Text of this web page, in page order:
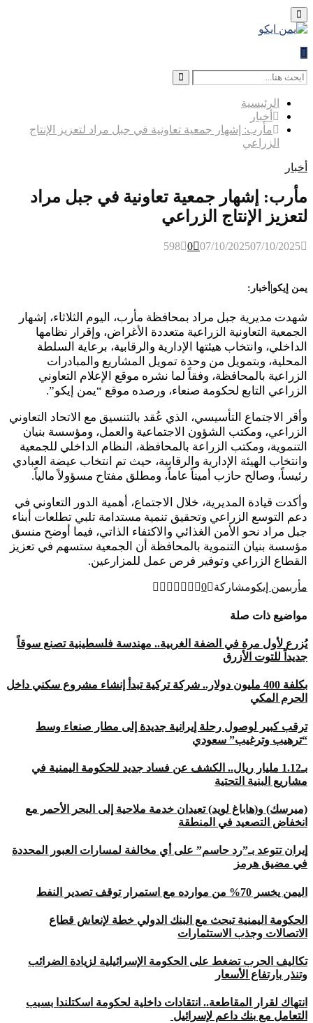
Primary
Menu
Search
for:
Search
الرئيسية
أخبار
مأرب: إشهار جمعية تعاونية في جبل مراد لتعزيز الإنتاج
الزراعي
أخبار
مأرب: إشهار جمعية تعاونية في جبل مراد
لتعزيز الإنتاج الزراعي
07/10/202507/10/2025
0
598
يمن إيكو|أخبار:
شهدت مديرية جبل مراد بمحافظة مأرب، اليوم الثلاثاء، إشهار
الجمعية التعاونية الزراعية متعددة الأغراض، وإقرار نظامها
الداخلي، وانتخاب هيئتها الإدارية والرقابية، برعاية السلطة
المحلية، وبتمويل من وحدة تمويل المشاريع والمبادرات
الزراعية بالمحافظة، وفقاً لما نشره موقع الإعلام التعاوني
الزراعي التابع لحكومة صنعاء، ورصده موقع “يمن إيكو”.
وأقر الاجتماع التأسيسي، الذي عُقد بالتنسيق مع الاتحاد التعاوني
الزراعي، ومكتب الشؤون الاجتماعية والعمل، ومؤسسة بنيان
التنموية، ومكتب الزراعة بالمحافظة، النظام الداخلي للجمعية
وانتخاب الهيئة الإدارية والرقابية، حيث تم انتخاب عيضة العبادي
رئيساً، وصالح حازب أميناً عاماً، ومطلق مفتاح مسؤولاً مالياً.
وأكدت قيادة المديرية، خلال الاجتماع، أهمية الدور التعاوني في
دعم التوسع الزراعي وتحقيق تنمية مستدامة تلبي تطلعات أبناء
جبل مراد نحو الأمن الغذائي والاكتفاء الذاتي، فيما أوضح منسق
مؤسسة بنيان التنموية بالمحافظة أن الجمعية ستسهم في تعزيز
القطاع الزراعي وتوفير فرص عمل للمزارعين.
مأربيمن إيكومشاركة 0
مواضيع ذات صلة
يُزرع لأول مرة في الضفة الغربية.. مهندسة فلسطينية تصنع سوقاً
جديداً للتوت الأزرق
بكلفة 400 مليون دولار.. شركة تركية تبدأ إنشاء مشروع سكني داخل
الحرم المكي
ترقب كبير لوصول رحلة إيرانية جديدة إلى مطار صنعاء وسط
“ترهيب وترغيب” سعودي
بـ1.12 مليار ريال.. الكشف عن فساد جديد للحكومة اليمنية في
مشاريع البنية التحتية
(ميرسك) و(هاباغ لويد) تعيدان خدمة ملاحية إلى البحر الأحمر مع
انخفاض التصعيد في المنطقة
إيران تتوعد بـ”رد حاسم” على أي مخالفة لمسارات العبور المحددة
في مضيق هرمز
اليمن يخسر 70% من موارده مع استمرار توقف تصدير النفط
الحكومة اليمنية تبحث مع البنك الدولي خطة لإنعاش قطاع
الاتصالات وجذب الاستثمارات
تكاليف الحرب تضغط على الحكومة الإسرائيلية لزيادة الضرائب
وتنذر بارتفاع الأسعار
انتهاك لقرار المقاطعة.. انتقادات داخلية لحكومة اسكتلندا بسبب
التعامل مع بنك داعم لإسرائيل